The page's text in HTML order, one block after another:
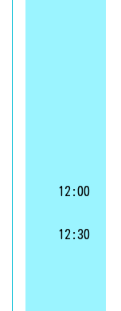
12:00
12:30